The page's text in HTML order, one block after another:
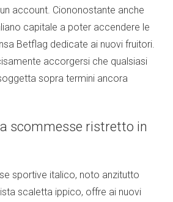
account. Ciononostante anche
capitale a poter accendere le
Betflag dedicate ai nuovi fruitori.
accorgersi che qualsiasi
sopra termini ancora
scommesse ristretto in
sportive italico, noto anzitutto
scaletta ippico, offre ai nuovi